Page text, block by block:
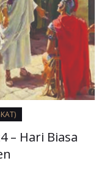
– Hari Biasa